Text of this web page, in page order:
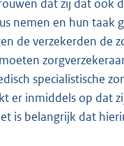
dat zij dat ook
nemen en hun taak
de verzekerden de
specialistische
er inmiddels op dat
is belangrijk dat